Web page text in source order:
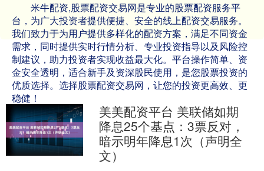
米牛配资,股票配资交易网是专业的股票配资服务平
台，为广大投资者提供便捷、安全的线上配资交易服务。
我们致力于为用户提供多样化的配资方案，满足不同资金
需求，同时提供实时行情分析、专业投资指导以及风险控
制建议，助力投资者实现收益最大化。平台操作简单、资
金安全透明，适合新手及资深股民使用，是您股票投资的
优质选择。选择股票配资交易网，让您的投资更高效、更
稳健！
美美配资平台 美联储如期
降息25个基点：3票反对，
暗示明年降息1次（声明全
文）